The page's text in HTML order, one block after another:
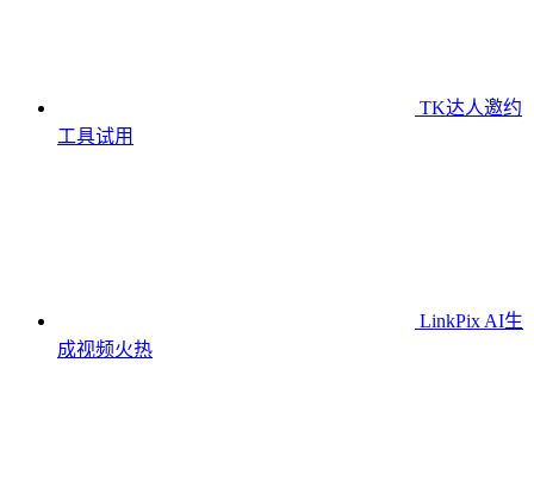
TK达人邀约
工具试用
LinkPix AI生
成视频火热